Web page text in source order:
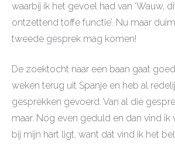
waarbij ik het gevoel had van ‘Wauw,
ontzettend toffe functie’. Nu maar
tweede gesprek mag komen!
De zoektocht naar een baan gaat
weken terug uit Spanje en heb al
gesprekken gevoerd. Van al die
maar. Nog even geduld en dan vind ik
bij mijn hart ligt, want dat vind ik het